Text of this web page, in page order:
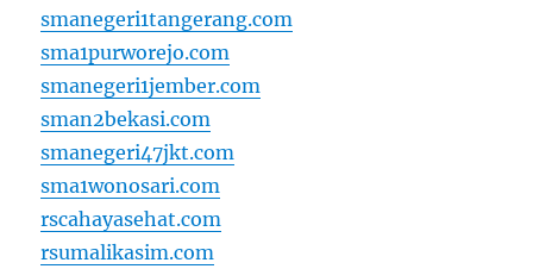
smanegeri1tangerang.com
sma1purworejo.com
smanegeri1jember.com
sman2bekasi.com
smanegeri47jkt.com
sma1wonosari.com
rscahayasehat.com
rsumalikasim.com